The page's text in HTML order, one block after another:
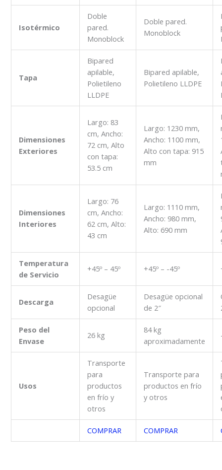
Isotérmico
Doble
pared.
Monoblock
Doble pared.
Monoblock
Tapa
Bipared
apilable,
Polietileno
LLDPE
Bipared apilable,
Polietileno LLDPE
Dimensiones
Exteriores
Largo: 83
cm, Ancho:
72 cm, Alto
con tapa:
53.5 cm
Largo: 1230 mm,
Ancho: 1100 mm,
Alto con tapa: 915
mm
Dimensiones
Interiores
Largo: 76
cm, Ancho:
62 cm, Alto:
43 cm
Largo: 1110 mm,
Ancho: 980 mm,
Alto: 690 mm
Temperatura
de Servicio
+45º – 45º +45º – -45º
Descarga
Desagüe
opcional
Desagüe opcional
de 2″
Peso del
Envase
26 kg
84 kg
aproximadamente
Usos
Transporte
para
productos
en frío y
otros
Transporte para
productos en frío
y otros
COMPRAR COMPRAR